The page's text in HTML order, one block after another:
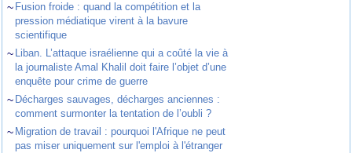
~ Fusion froide : quand la compétition et la
pression médiatique virent à la bavure
scientifique
~ Liban. L’attaque israélienne qui a coûté la vie à
la journaliste Amal Khalil doit faire l’objet d’une
enquête pour crime de guerre
~ Décharges sauvages, décharges anciennes :
comment surmonter la tentation de l’oubli ?
~ Migration de travail : pourquoi l'Afrique ne peut
pas miser uniquement sur l'emploi à l'étranger